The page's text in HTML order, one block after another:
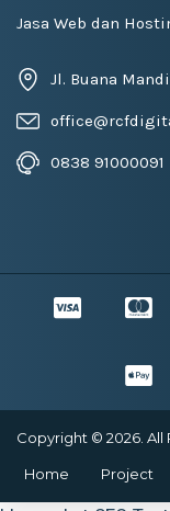
Jasa Web dan
Jl. Buana
0838 91000091
Copyright © 2026. All
Home Project